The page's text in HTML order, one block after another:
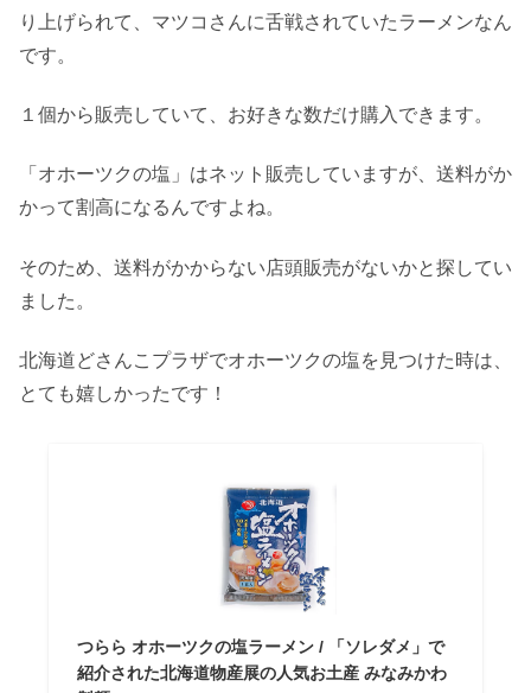
り上げられて、マツコさんに舌戦されていたラーメンなん
です。
１個から販売していて、お好きな数だけ購入できます。
「オホーツクの塩」はネット販売していますが、送料がか
かって割高になるんですよね。
そのため、送料がかからない店頭販売がないかと探してい
ました。
北海道どさんこプラザでオホーツクの塩を見つけた時は、
とても嬉しかったです！
つらら オホーツクの塩ラーメン / 「ソレダメ」で
紹介された北海道物産展の人気お土産 みなみかわ